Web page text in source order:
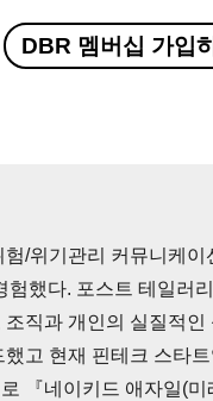
DBR 멤버십 가입
/위기관리 커뮤니케이
했다. 포스트 테일러
직과 개인의 실질적인
고 현재 핀테크 스타
『네이키드 애자일(미